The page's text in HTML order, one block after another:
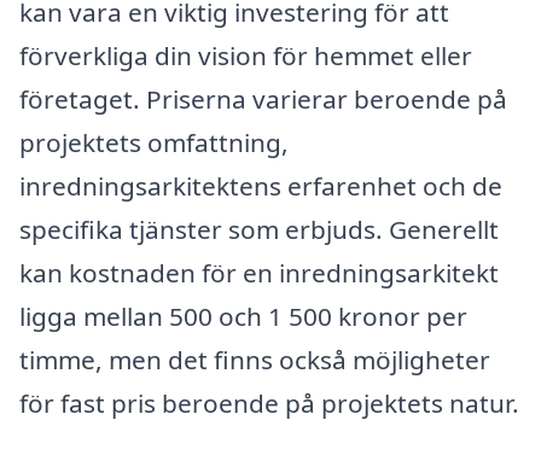
kan vara en viktig investering för att
förverkliga din vision för hemmet eller
företaget. Priserna varierar beroende på
projektets omfattning,
inredningsarkitektens erfarenhet och de
specifika tjänster som erbjuds. Generellt
kan kostnaden för en inredningsarkitekt
ligga mellan 500 och 1 500 kronor per
timme, men det finns också möjligheter
för fast pris beroende på projektets natur.